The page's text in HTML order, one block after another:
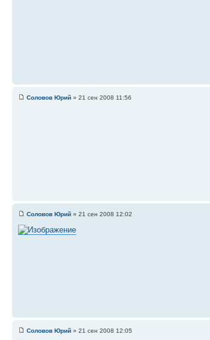
Соловов Юрий » 21 сен 2008 11:56
Соловов Юрий » 21 сен 2008 12:02
Соловов Юрий » 21 сен 2008 12:05